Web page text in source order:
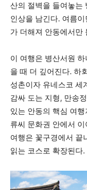
산의 절벽을 들여놓는
인상을 남긴다. 여름
가 더해져 안동에서만
이 여행은 병산서원
을 때 더 깊어진다. 하
성촌이자 유네스코 세
감싸 도는 지형, 만송
있는 안동의 핵심 여
류씨 문화권 안에서
여행은 꽃구경에서 끝
읽는 코스로 확장된다.